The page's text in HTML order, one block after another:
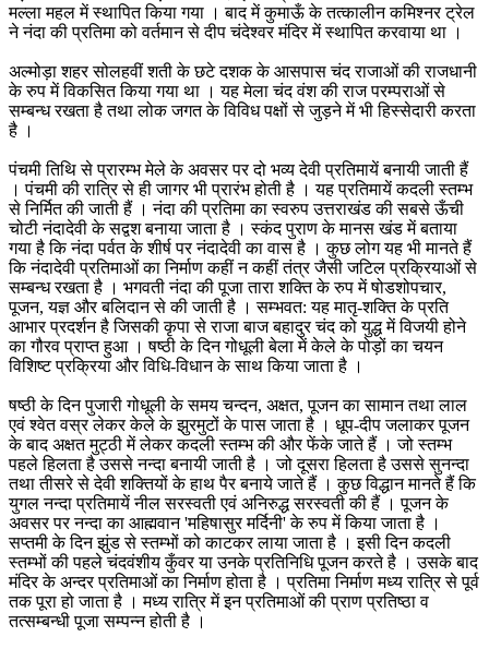
मल्ला महल में स्थापित किया गया । बाद में कुमाऊँ के तत्कालीन कमिश्नर ट्रेल
ने नंदा की प्रतिमा को वर्तमान से दीप चंदेश्वर मंदिर में स्थापित करवाया था ।
अल्मोड़ा शहर सोलहवीं शती के छटे दशक के आसपास चंद राजाओं की राजधानी
के रुप में विकसित किया गया था । यह मेला चंद वंश की राज परम्पराओं से
सम्बन्ध रखता है तथा लोक जगत के विविध पक्षों से जुड़ने में भी हिस्सेदारी करता
है ।
पंचमी तिथि से प्रारम्भ मेले के अवसर पर दो भव्य देवी प्रतिमायें बनायी जाती हैं
। पंचमी की रात्रि से ही जागर भी प्रारंभ होती है । यह प्रतिमायें कदली स्तम्भ
से निर्मित की जाती हैं । नंदा की प्रतिमा का स्वरुप उत्तराखंड की सबसे ऊँची
चोटी नंदादेवी के सद्वश बनाया जाता है । स्कंद पुराण के मानस खंड में बताया
गया है कि नंदा पर्वत के शीर्ष पर नंदादेवी का वास है । कुछ लोग यह भी मानते हैं
कि नंदादेवी प्रतिमाओं का निर्माण कहीं न कहीं तंत्र जैसी जटिल प्रक्रियाओं से
सम्बन्ध रखता है । भगवती नंदा की पूजा तारा शक्ति के रुप में षोडशोपचार,
पूजन, यज्ञ और बलिदान से की जाती है । सम्भवत: यह मातृ-शक्ति के प्रति
आभार प्रदर्शन है जिसकी कृपा से राजा बाज बहादुर चंद को युद्ध में विजयी होने
का गौरव प्राप्त हुआ । षष्ठी के दिन गोधूली बेला में केले के पोड़ों का चयन
विशिष्ट प्रक्रिया और विधि-विधान के साथ किया जाता है ।
षष्ठी के दिन पुजारी गोधूली के समय चन्दन, अक्षत, पूजन का सामान तथा लाल
एवं श्वेत वस्र लेकर केले के झुरमुटों के पास जाता है । धूप-दीप जलाकर पूजन
के बाद अक्षत मुट्ठी में लेकर कदली स्तम्भ की और फेंके जाते हैं । जो स्तम्भ
पहले हिलता है उससे नन्दा बनायी जाती है । जो दूसरा हिलता है उससे सुनन्दा
तथा तीसरे से देवी शक्तियों के हाथ पैर बनाये जाते हैं । कुछ विद्धान मानते हैं कि
युगल नन्दा प्रतिमायें नील सरस्वती एवं अनिरुद्ध सरस्वती की हैं । पूजन के
अवसर पर नन्दा का आह्मवान 'महिषासुर मर्दिनी' के रुप में किया जाता है ।
सप्तमी के दिन झुंड से स्तम्भों को काटकर लाया जाता है । इसी दिन कदली
स्तम्भों की पहले चंदवंशीय कुँवर या उनके प्रतिनिधि पूजन करते है । उसके बाद
मंदिर के अन्दर प्रतिमाओं का निर्माण होता है । प्रतिमा निर्माण मध्य रात्रि से पूर्व
तक पूरा हो जाता है । मध्य रात्रि में इन प्रतिमाओं की प्राण प्रतिष्ठा व
तत्सम्बन्धी पूजा सम्पन्न होती है ।